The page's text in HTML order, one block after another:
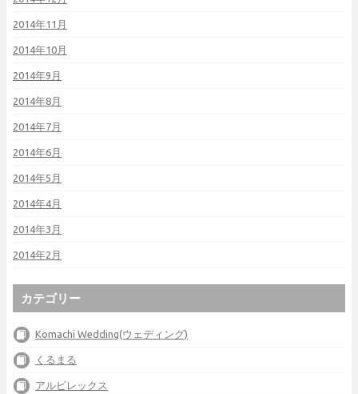
2014年11月
2014年10月
2014年9月
2014年8月
2014年7月
2014年6月
2014年5月
2014年4月
2014年3月
2014年2月
カテゴリー
Komachi Wedding(ウェディング)
くるまる
アルビレックス